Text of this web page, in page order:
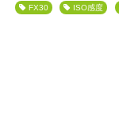
FX30 ISO感度